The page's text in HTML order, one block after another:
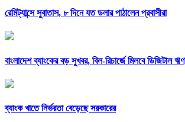
রেমিট্যান্সে সুবাতাস, ৮ দিনে যত ডলার পাঠালেন প্রবাসীরা
বাংলাদেশ ব্যাংকের বড় সুখবর, বিল-রিচার্জে মিলবে ডিজিটাল ঋণ
ব্যাংক খাতে নির্ভরতা বেড়েছে সরকারের